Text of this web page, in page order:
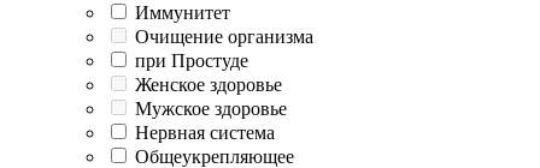
Иммунитет
Очищение организма
при Простуде
Женское здоровье
Мужское здоровье
Нервная система
Общеукрепляющее